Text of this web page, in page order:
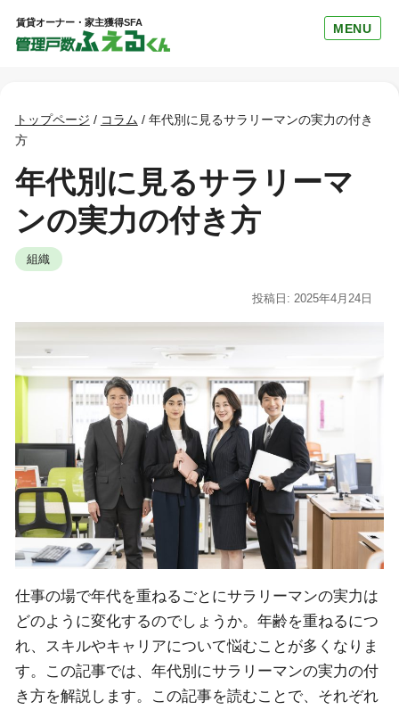
賃貸オーナー・家主獲得SFA MENU
トップページ / コラム / 年代別に見るサラリーマンの実力の付き
方
年代別に見るサラリーマ
ンの実力の付き方
組織
投稿日: 2025年4月24日
仕事の場で年代を重ねるごとにサラリーマンの実力は
どのように変化するのでしょうか。年齢を重ねるにつ
れ、スキルやキャリアについて悩むことが多くなりま
す。この記事では、年代別にサラリーマンの実力の付
き方を解説します。この記事を読むことで、それぞれ